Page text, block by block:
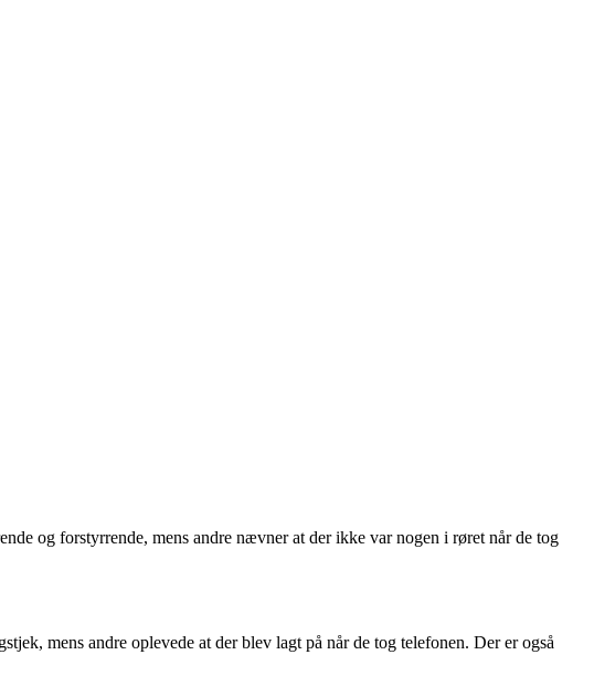
og forstyrrende, mens andre nævner at der ikke var nogen i røret når de tog
mens andre oplevede at der blev lagt på når de tog telefonen. Der er også